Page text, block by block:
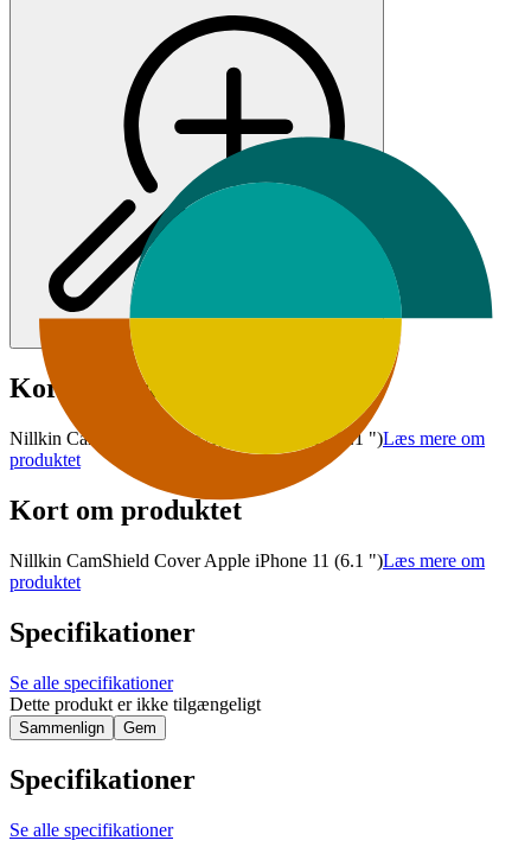
Kort om produktet
Nillkin CamShield Cover Apple iPhone 11 (6.1 ")Læs mere om
produktet
Kort om produktet
Nillkin CamShield Cover Apple iPhone 11 (6.1 ")Læs mere om
produktet
Specifikationer
Se alle specifikationer
Dette produkt er ikke tilgængeligt
Sammenlign Gem
Specifikationer
Se alle specifikationer